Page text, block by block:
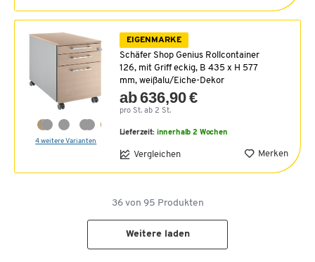
4 weitere Varianten
EIGENMARKE
Schäfer Shop Genius Rollcontainer
126, mit Griff eckig, B 435 x H 577
mm, weißalu/Eiche-Dekor
ab 636,90 €
pro St. ab 2 St.
Lieferzeit: innerhalb 2 Wochen
Vergleichen Merken
36von 95 Produkten
Weitere laden